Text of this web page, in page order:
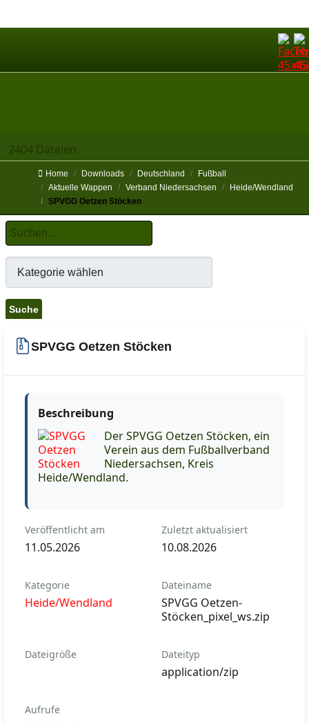
2404 Dateien
Home Downloads Deutschland
Fußball
Aktuelle Wappen
Verband Niedersachsen
Heide/Wendland
SPVGG Oetzen Stöcken
SPVGG Oetzen Stöcken
Beschreibung
Der SPVGG Oetzen Stöcken, ein
Verein aus dem Fußballverband
Niedersachsen, Kreis
Heide/Wendland.
Veröffentlicht am
11.05.2026
Zuletzt aktualisiert
10.08.2026
Kategorie
Heide/Wendland
Dateiname
SPVGG Oetzen-
Stöcken_pixel_ws.zip
Dateigröße Dateityp
application/zip
Aufrufe